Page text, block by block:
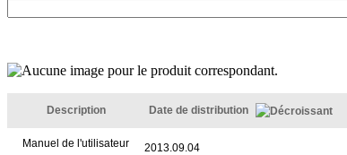
Description Date de distribution
Manuel de l'utilisateur 2013.09.04